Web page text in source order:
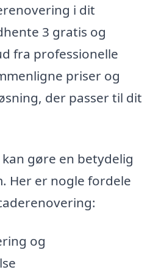
i dit
3 gratis og
fra professionelle
priser og
der passer til dit
gøre en betydelig
Her er nogle fordele
og